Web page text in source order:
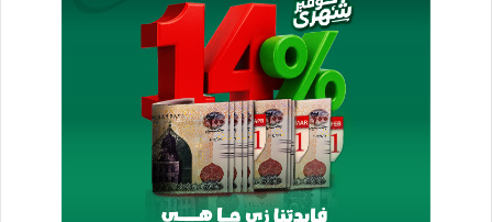
التوسع في تمويل المشروعات متناهية الصغر وقرض باب رزق
لتوفير فرص العمل لأبناء الإسكندرية